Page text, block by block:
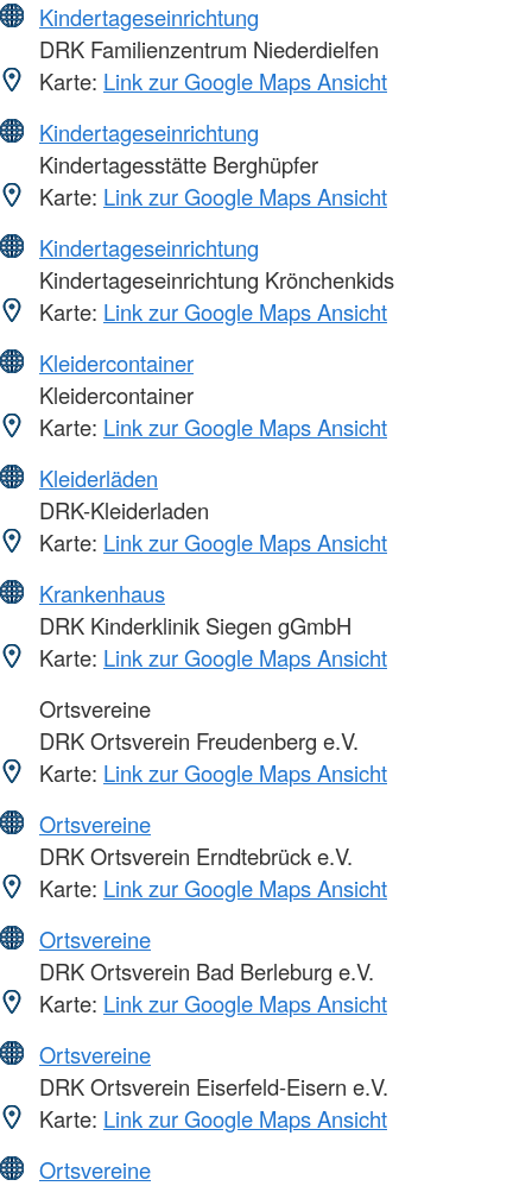
Kindertageseinrichtung
DRK Familienzentrum Niederdielfen
Karte: Link zur Google Maps Ansicht
Kindertageseinrichtung
Kindertagesstätte Berghüpfer
Karte: Link zur Google Maps Ansicht
Kindertageseinrichtung
Kindertageseinrichtung Krönchenkids
Karte: Link zur Google Maps Ansicht
Kleidercontainer
Kleidercontainer
Karte: Link zur Google Maps Ansicht
Kleiderläden
DRK-Kleiderladen
Karte: Link zur Google Maps Ansicht
Krankenhaus
DRK Kinderklinik Siegen gGmbH
Karte: Link zur Google Maps Ansicht
Ortsvereine
DRK Ortsverein Freudenberg e.V.
Karte: Link zur Google Maps Ansicht
Ortsvereine
DRK Ortsverein Erndtebrück e.V.
Karte: Link zur Google Maps Ansicht
Ortsvereine
DRK Ortsverein Bad Berleburg e.V.
Karte: Link zur Google Maps Ansicht
Ortsvereine
DRK Ortsverein Eiserfeld-Eisern e.V.
Karte: Link zur Google Maps Ansicht
Ortsvereine